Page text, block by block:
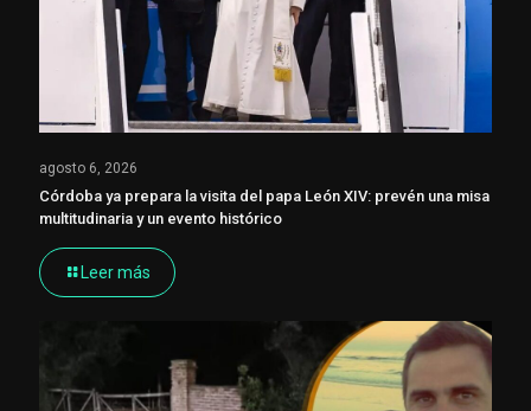
agosto 6, 2026
Córdoba ya prepara la visita del papa León XIV: prevén una misa
multitudinaria y un evento histórico
Leer más